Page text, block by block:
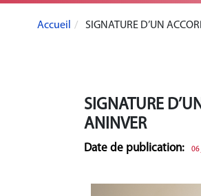
Accueil SIGNATURE D’UN
SIGNATURE
ANINVER
Date de publication: 06